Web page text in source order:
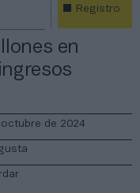
Registro
en
de 2024